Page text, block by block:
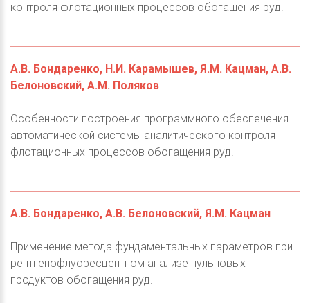
контроля флотационных процессов обогащения руд.
А.В. Бондаренко, Н.И. Карамышев, Я.М. Кацман, А.В.
Белоновский, А.М. Поляков
Особенности построения программного обеспечения
автоматической системы аналитического контроля
флотационных процессов обогащения руд.
А.В. Бондаренко, А.В. Белоновский, Я.М. Кацман
Применение метода фундаментальных параметров при
рентгенофлуоресцентном анализе пульповых
продуктов обогащения руд.